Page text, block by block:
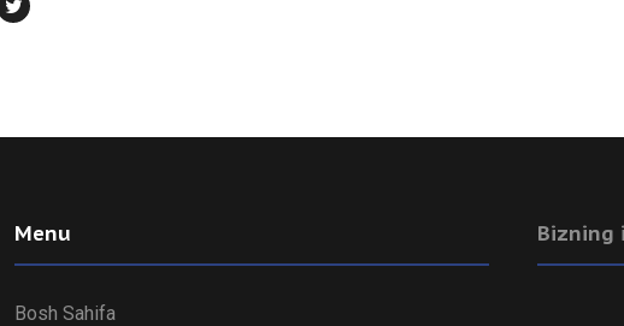
Menu
Bosh Sahifa
Bizning